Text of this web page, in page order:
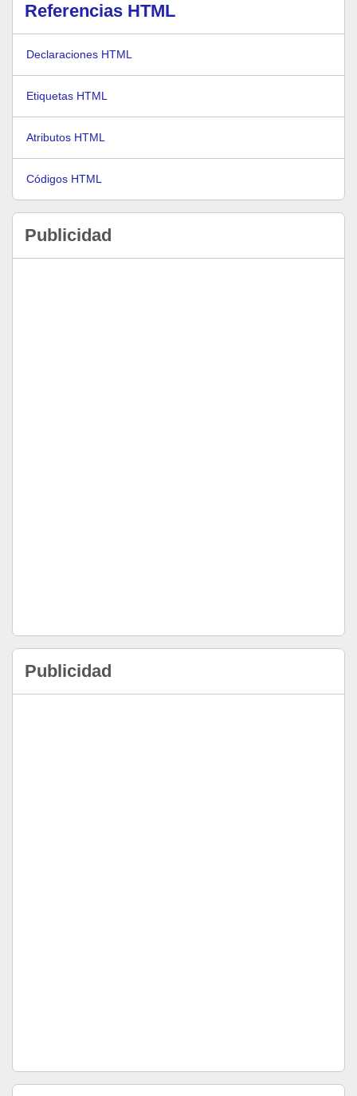
Referencias HTML
Declaraciones HTML
Etiquetas HTML
Atributos HTML
Códigos HTML
Publicidad
Publicidad